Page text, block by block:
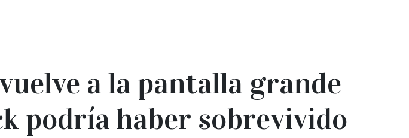
a la pantalla grande
podría haber sobrevivido